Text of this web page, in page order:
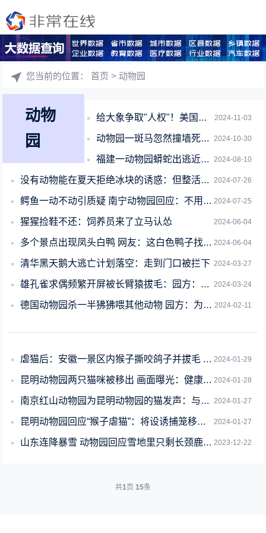
您当前的位置：首页 > 动物园
动物
园
2024-11-03
给大象争取"人权"！美国动物保护组织状告动物园 剥夺大象自由
2024-10-30
动物园一斑马忽然撞墙死亡：疑被游客吓到后应激反应
2024-08-10
福建一动物园蟒蛇出逃近20天被找到：就在一公里外
2024-07-26
没有动物能在夏天拒绝冰块的诱惑：但整活儿还得大熊猫！
2024-07-25
鳄鱼一动不动引质疑 南宁动物园回应：不用怀疑、都是活的
2024-06-04
猩猩捡鞋不还：饲养员来了立马认怂
2024-06-04
多个景点出现凤头白鸭 网友：这白色鸭子找tony吹过头吧
2024-03-27
清华黑天鹅大逃亡计划落空：走到门口被拦下
2024-03-24
雄孔雀求偶频繁开屏被长臂猿拔毛：园方：已把孔雀转移
2024-02-11
德国动物园杀一半狒狒喂其他动物 园方：为了狒狒好
2024-01-29
虐猫后：安徽一景区内猴子撕咬鸽子并拔毛 手段残忍官方回应
2024-01-28
昆明动物园两只猫咪被移出 画面曝光：健康状况良好
2024-01-27
南京红山动物园为昆明动物园的猫发声：与猴混养肯定不合适
2024-01-27
昆明动物园回应“猴子虐猫”：将设诱捕笼移猫出猴山 10余年来猴群与猫相处融洽
2023-12-22
山东连降暴雪 动物园回应雪地里只剩长颈鹿露头：都在暖气房里
共1页 15条